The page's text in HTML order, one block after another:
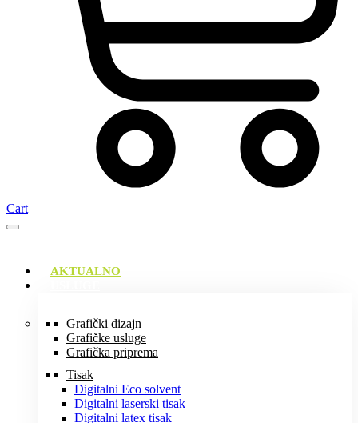
Cart
AKTUALNO
Grafički dizajn
Grafičke usluge
Grafička priprema
Tisak
Digitalni Eco solvent
Digitalni laserski tisak
Digitalni latex tisak